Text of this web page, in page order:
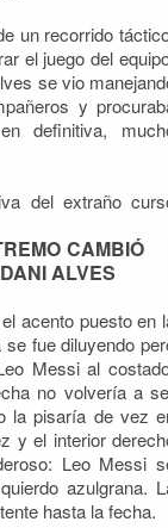
un recorrido
el juego del
se vio
y
definitiva,
del extraño
CAMBIÓ
ALVES
acento puesto en
fue diluyendo
Messi al
no volvería a
la pisaría de vez
y el interior
Leo Messi
azulgrana.
hasta la fecha.